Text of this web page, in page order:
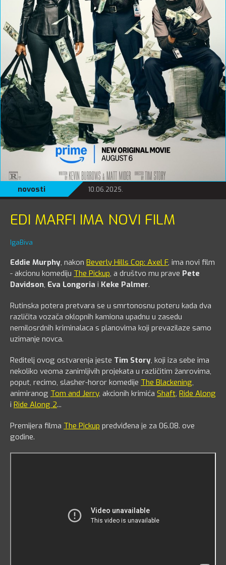
novosti 10.06.2025.
EDI MARFI IMA NOVI FILM
IgaBiva
Eddie Murphy, nakon Beverly Hills Cop: Axel F, ima novi film
- akcionu komediju The Pickup, a društvo mu prave Pete
Davidson, Eva Longoria i Keke Palmer.
Rutinska potera pretvara se u smrtonosnu poteru kada dva
različita vozača oklopnih kamiona upadnu u zasedu
nemilosrdnih kriminalaca s planovima koji prevazilaze samo
uzimanje novca.
Reditelj ovog ostvarenja jeste Tim Story, koji iza sebe ima
nekoliko veoma zanimljivih projekata u različitim žanrovima,
poput, recimo, slasher-horor komedije The Blackening,
animiranog Tom and Jerry, akcionih krimića Shaft, Ride Along
i Ride Along 2...
Premijera filma The Pickup predviđena je za 06.08. ove
godine.